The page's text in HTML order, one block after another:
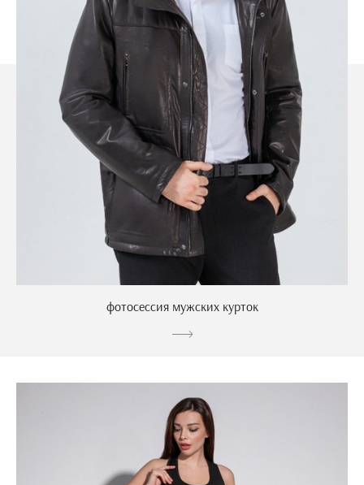
фотосессия мужских курток